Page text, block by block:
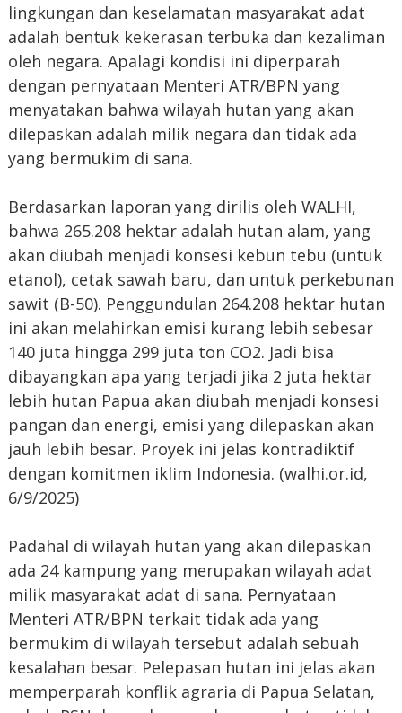
lingkungan dan keselamatan masyarakat adat
adalah bentuk kekerasan terbuka dan kezaliman
oleh negara. Apalagi kondisi ini diperparah
dengan pernyataan Menteri ATR/BPN yang
menyatakan bahwa wilayah hutan yang akan
dilepaskan adalah milik negara dan tidak ada
yang bermukim di sana.
Berdasarkan laporan yang dirilis oleh WALHI,
bahwa 265.208 hektar adalah hutan alam, yang
akan diubah menjadi konsesi kebun tebu (untuk
etanol), cetak sawah baru, dan untuk perkebunan
sawit (B-50). Penggundulan 264.208 hektar hutan
ini akan melahirkan emisi kurang lebih sebesar
140 juta hingga 299 juta ton CO2. Jadi bisa
dibayangkan apa yang terjadi jika 2 juta hektar
lebih hutan Papua akan diubah menjadi konsesi
pangan dan energi, emisi yang dilepaskan akan
jauh lebih besar. Proyek ini jelas kontradiktif
dengan komitmen iklim Indonesia. (walhi.or.id,
6/9/2025)
Padahal di wilayah hutan yang akan dilepaskan
ada 24 kampung yang merupakan wilayah adat
milik masyarakat adat di sana. Pernyataan
Menteri ATR/BPN terkait tidak ada yang
bermukim di wilayah tersebut adalah sebuah
kesalahan besar. Pelepasan hutan ini jelas akan
memperparah konflik agraria di Papua Selatan,